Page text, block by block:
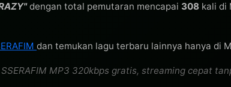
dengan total pemutaran mencapai 308 kali di
dan temukan lagu terbaru lainnya hanya di
MP3 320kbps gratis, streaming cepat